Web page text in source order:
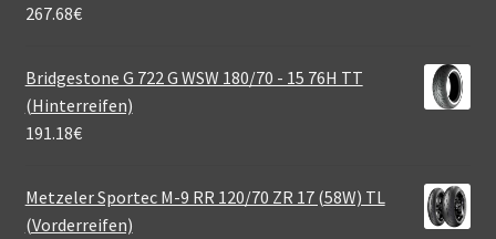
267.68€
Bridgestone G 722 G WSW 180/70 - 15 76H TT
(Hinterreifen)
191.18€
Metzeler Sportec M-9 RR 120/70 ZR 17 (58W) TL
(Vorderreifen)